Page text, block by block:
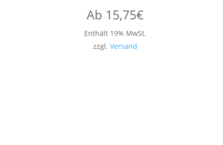
Ab 15,75€
Enthält 19% MwSt.
zzgl. Versand